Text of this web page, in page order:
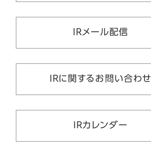
IRメール配信
IRに関するお問い合わせ
IRカレンダー